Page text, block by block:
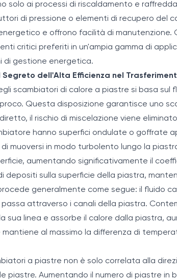
solo ai processi di riscaldamento e
di pressione o elementi di recupero del
e offrono facilità di
critici preferiti in un'ampia gamma di
di gestione energetica.
Segreto dell'Alta Efficienza nel
scambiatori di calore a piastre si basa
Questa disposizione garantisce uno
il rischio di miscelazione viene
hanno superfici ondulate o
muoversi in modo turbolento lungo la
aumentando significativamente il
depositi sulla superficie della piastra,
generalmente come segue: il fluido
attraverso i canali della piastra.
sua linea e assorbe il calore dalla piastra,
al massimo la differenza di
a piastre non è solo correlata alla
piastre. Aumentando il numero di piastre in